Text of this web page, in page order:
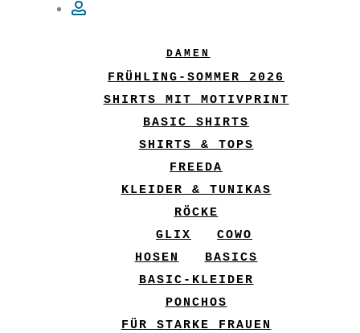
DAMEN
FRÜHLING-SOMMER 2026
SHIRTS MIT MOTIVPRINT
BASIC SHIRTS
SHIRTS & TOPS
FREEDA
KLEIDER & TUNIKAS
RÖCKE
GLIX
COWO
HOSEN
BASICS
BASIC-KLEIDER
PONCHOS
FÜR STARKE FRAUEN